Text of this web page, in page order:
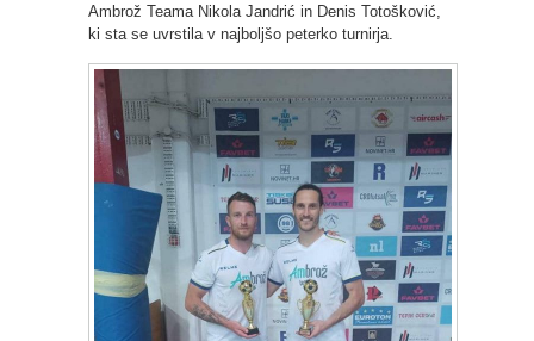
Ambrož Teama Nikola Jandrić in Denis Totošković,
ki sta se uvrstila v najboljšo peterko turnirja.